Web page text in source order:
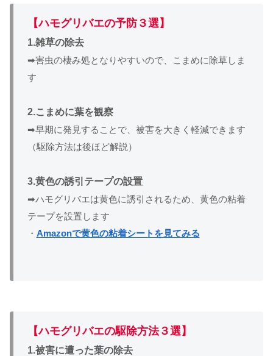
【ハモグリバエの予防３選】
1.雑草の除去
➡害虫の棲み処となりやすいので、こまめに除草しま
す
2.こまめに葉を観察
➡早期に発見することで、被害を大きく軽減できます
（駆除方法は後ほど解説）
3.黄色の誘引テープの設置
➡ハモグリバエは黄色に誘引されるため、黄色の粘着
テープを設置します
・ Amazonで黄色の粘着シートを見てみる
【ハモグリバエの駆除方法３選】
1.被害に遭った葉の除去